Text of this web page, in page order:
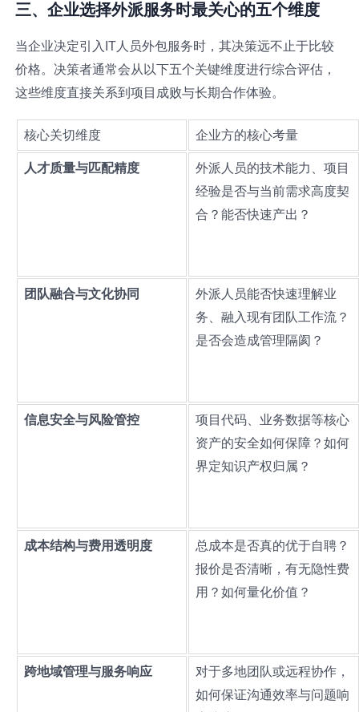
三、企业选择外派服务时最关心的五个维度
当企业决定引入IT人员外包服务时，其决策远不止于比较
价格。决策者通常会从以下五个关键维度进行综合评估，
这些维度直接关系到项目成败与长期合作体验。
核心关切维度 企业方的核心考量
人才质量与匹配精度
外派人员的技术能力、项目
经验是否与当前需求高度契
合？能否快速产出？
团队融合与文化协同
外派人员能否快速理解业
务、融入现有团队工作流？
是否会造成管理隔阂？
信息安全与风险管控
项目代码、业务数据等核心
资产的安全如何保障？如何
界定知识产权归属？
成本结构与费用透明度
总成本是否真的优于自聘？
报价是否清晰，有无隐性费
用？如何量化价值？
跨地域管理与服务响应
对于多地团队或远程协作，
如何保证沟通效率与问题响